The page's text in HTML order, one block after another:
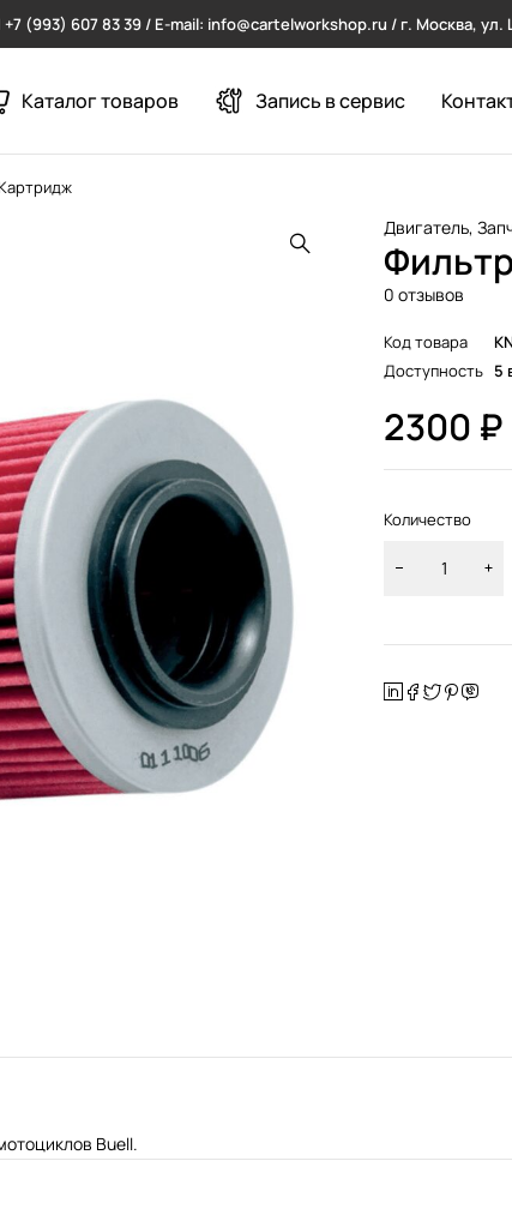
+7 (993) 607 83 39 / E-mail: info@cartelworkshop.ru / г. Москва,
Каталог товаров Запись в сервис
Двигатель,
0 отзывов
Код товара
Доступность 5
2300 ₽
Количество
Buell.